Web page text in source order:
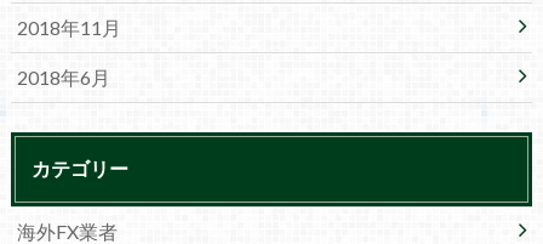
2018年11月
2018年6月
カテゴリー
海外FX業者